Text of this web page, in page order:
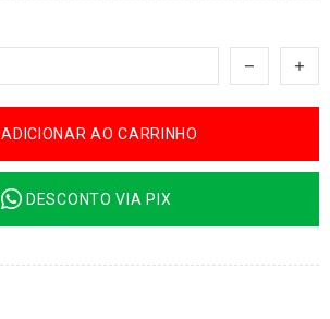
ADICIONAR AO CARRINHO
DESCONTO VIA PIX